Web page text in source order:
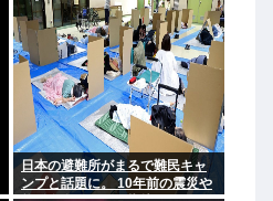
日本の避難所がまるで難民キャ
ンプと話題に。 10年前の震災や